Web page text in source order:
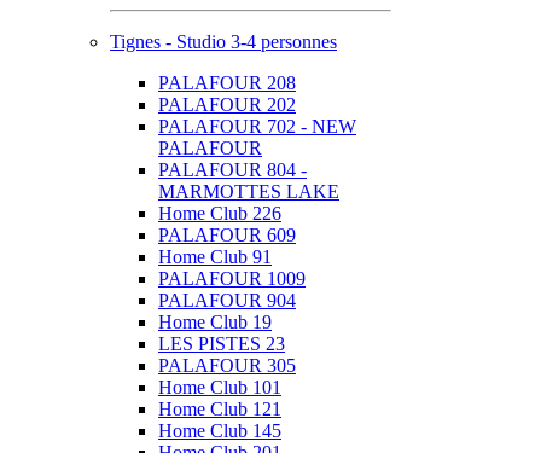
Tignes - Studio 3-4 personnes
PALAFOUR 208
PALAFOUR 202
PALAFOUR 702 - NEW
PALAFOUR
PALAFOUR 804 -
MARMOTTES LAKE
Home Club 226
PALAFOUR 609
Home Club 91
PALAFOUR 1009
PALAFOUR 904
Home Club 19
LES PISTES 23
PALAFOUR 305
Home Club 101
Home Club 121
Home Club 145